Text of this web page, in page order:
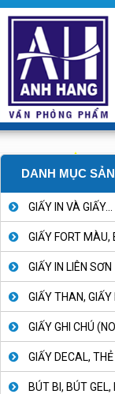
DANH MỤC
GIẤY IN VÀ GIẤY...
GIẤY FORT MÀU,
GIẤY IN LIÊN SƠN
GIẤY THAN, GIẤY
GIẤY GHI CHÚ
GIẤY DECAL, THẺ
BÚT BI, BÚT GEL,